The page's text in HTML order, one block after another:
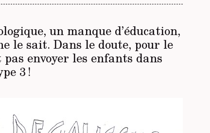
un manque d’éducation,
le sait. Dans le doute, pour le
envoyer les enfants dans
3 !